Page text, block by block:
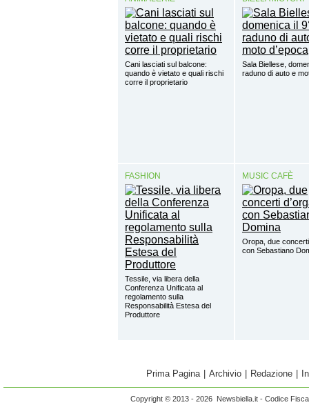
Cani lasciati sul balcone:
quando è vietato e quali rischi
corre il proprietario
Sala Biellese,
raduno di auto e
FASHION
Tessile, via libera della
Conferenza Unificata al
regolamento sulla
Responsabilità Estesa del
Produttore
MUSIC CAFÈ
Oropa, due concerti
con Sebastiano
Prima Pagina Archivio Redazione
Copyright © 2013 - 2026 Newsbiella.it - Codice